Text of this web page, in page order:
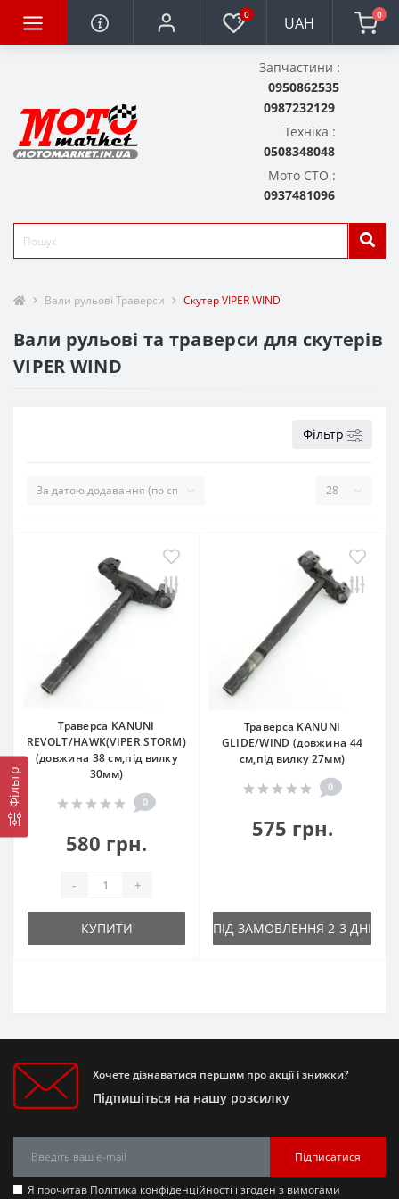
0 UAH 0
Запчастини :
0950862535
0987232129
Техніка :
0508348048
Мото СТО :
0937481096
Вали рульові Траверси Скутер VIPER WIND
Вали рульові та траверси для скутерів
VIPER WIND
Фільтр
Фільтр
Траверса KANUNI
REVOLT/HAWK(VIPER STORM)
(довжина 38 см,під вилку
30мм)
0
580 грн.
- +
КУПИТИ
Траверса KANUNI
GLIDE/WIND (довжина 44
см,під вилку 27мм)
0
575 грн.
ПІД ЗАМОВЛЕННЯ 2-3 ДНІ
Хочете дізнаватися першим про акції і знижки?
Підпишіться на нашу розсилку
Підписатися
Я прочитав Політика конфіденційності і згоден з вимогами